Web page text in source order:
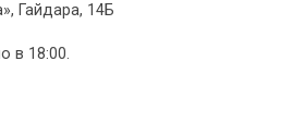
Гайдара, 14Б
в 18:00.